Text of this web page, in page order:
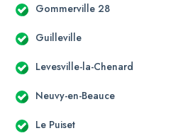
Gommerville 28
Guilleville
Levesville-la-Chenard
Neuvy-en-Beauce
Le Puiset